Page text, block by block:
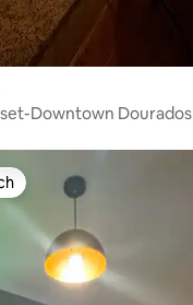
Downtown Dourados